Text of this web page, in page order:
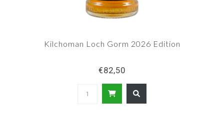
Kilchoman Loch Gorm 2026 Edition
€82,50